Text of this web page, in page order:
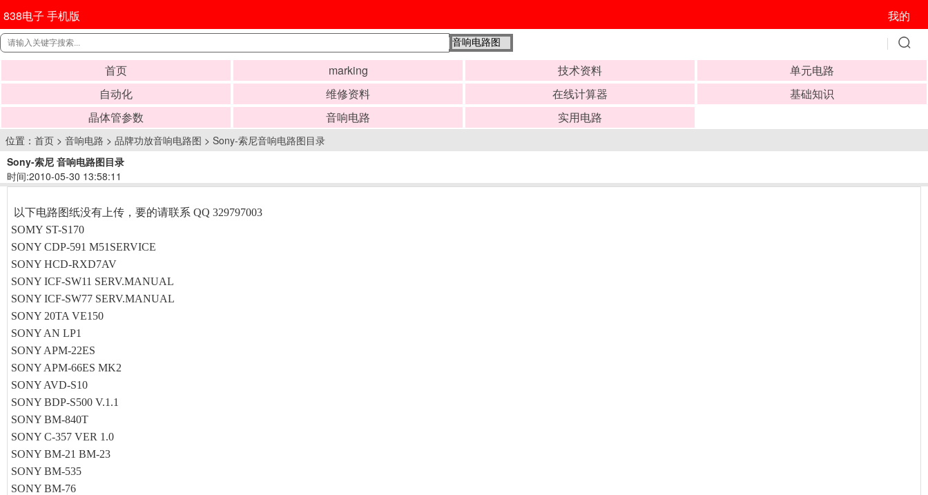
838电子 手机版 我的
首页 marking 技术资料
单元电路
自动化
维修资料 在线计算器
基础知识
晶体管参数
音响电路 实用电路
位置： 首页 > 音响电路 > 品牌功放音响电路图 > Sony-索尼音响电路图目录
Sony-索尼 音响电路图目录
时间:2010-05-30 13:58:11
以下电路图纸没有上传，要的请联系 QQ 329797003
SOMY ST-S170
SONY CDP-591 M51SERVICE
SONY HCD-RXD7AV
SONY ICF-SW11 SERV.MANUAL
SONY ICF-SW77 SERV.MANUAL
SONY 20TA VE150
SONY AN LP1
SONY APM-22ES
SONY APM-66ES MK2
SONY AVD-S10
SONY BDP-S500 V.1.1
SONY BM-840T
SONY C-357 VER 1.0
SONY BM-21 BM-23
SONY BM-535
SONY BM-76